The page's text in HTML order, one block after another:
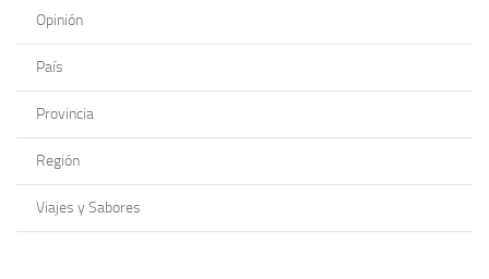
Opinión
País
Provincia
Región
Viajes y Sabores